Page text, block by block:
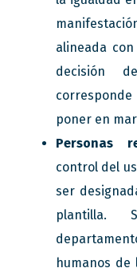
alineada
decisión
poner en
Personas
control del
ser
plantilla.
humanos de